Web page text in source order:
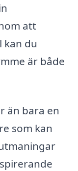
att
kan du
är både
än bara en
som kan